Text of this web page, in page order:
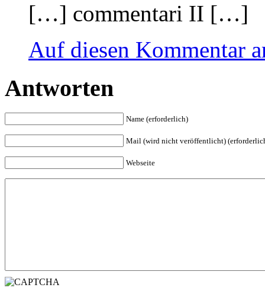
[…] commentari II […]
Auf diesen Kommentar
Antworten
Name (erforderlich)
Mail (wird nicht veröffentlicht)
Webseite